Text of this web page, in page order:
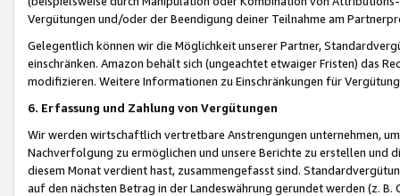
Vergütungen und/oder der Beendigung deiner Teilnahme am
Gelegentlich können wir die Möglichkeit unserer Partner,
einschränken. Amazon behält sich (ungeachtet etwaiger Fristen) das
modifizieren. Weitere Informationen zu Einschränkungen für
6. Erfassung und Zahlung von Vergütungen
Wir werden wirtschaftlich vertretbare Anstrengungen unternehmen,
Nachverfolgung zu ermöglichen und unsere Berichte zu erstellen und
diesem Monat verdient hast, zusammengefasst sind.
auf den nächsten Betrag in der Landeswährung gerundet werden (z.